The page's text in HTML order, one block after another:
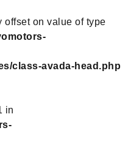
offset on value of type
class-avada-head.php
in